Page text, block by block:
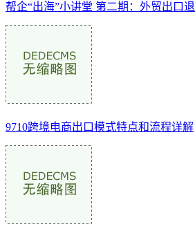
帮企“出海”小讲堂 第二期：外贸出口退
9710跨境电商出口模式特点和流程详解